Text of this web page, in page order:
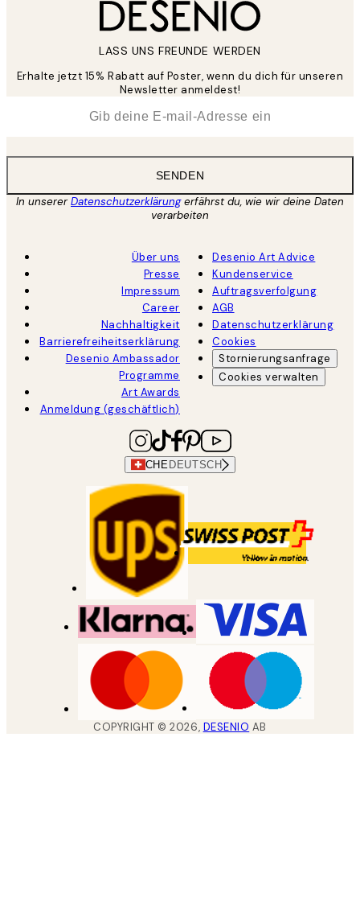
LASS UNS FREUNDE WERDEN
Erhalte jetzt 15% Rabatt auf Poster, wenn du dich für unseren
Newsletter anmeldest!
SENDEN
In unsererDatenschutzerklärungerfährst du, wie wir deine Daten
verarbeiten
Über uns
Presse
Impressum
Career
Nachhaltigkeit
Barrierefreiheitserklärung
Desenio Ambassador
Programme
Art Awards
Anmeldung (geschäftlich)
Desenio Art Advice
Kundenservice
Auftragsverfolgung
AGB
Datenschutzerklärung
Cookies
Stornierungsanfrage
Cookies verwalten
CHE DEUTSCH
COPYRIGHT ©2026, DESENIO AB